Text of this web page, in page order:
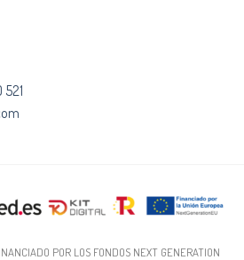
POR LOS FONDOS NEXT GENERATION